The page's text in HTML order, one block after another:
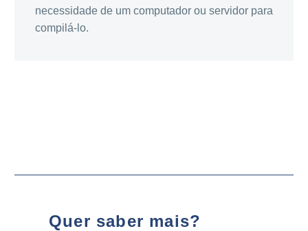
necessidade de um computador ou servidor para
compilá-lo.
Quer saber mais?